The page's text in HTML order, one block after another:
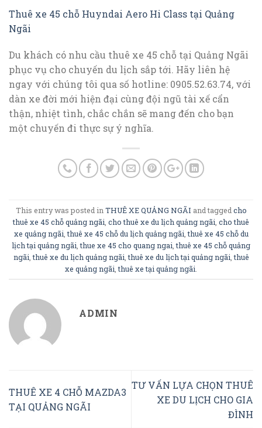
Thuê xe 45 chỗ Huyndai Aero Hi Class tại Quảng
Ngãi
Du khách có nhu cầu thuê xe 45 chỗ tại Quảng Ngãi
phục vụ cho chuyến du lịch sắp tới. Hãy liên hệ
ngay với chúng tôi qua số hotline: 0905.52.63.74, với
dàn xe đời mới hiện đại cùng đội ngũ tài xế cẩn
thận, nhiệt tình, chắc chắn sẽ mang đến cho bạn
một chuyến đi thực sự ý nghĩa.
This entry was posted in THUÊ XE QUẢNG NGÃI and tagged cho
thuê xe 45 chỗ quảng ngãi cho thuê xe du lịch quảng ngãi cho thuê
xe quảng ngãi ,thuê xe 45 chỗ du lịch quảng ngãi ,thuê xe 45 chỗ du
lịch tại quảng ngãi ,thue xe 45 cho quang ngai ,thuê xe 45 chỗ quảng
ngãi ,thuê xe du lịch quảng ngãi ,thuê xe du lịch tại quảng ngãi ,thuê
xe quảng ngãi ,thuê xe tại quảng ngãi
ADMIN
THUÊ XE 4 CHỖ MAZDA3
TẠI QUẢNG NGÃI
TƯ VẤN LỰA CHỌN THUÊ
XE DU LỊCH CHO GIA
ĐÌNH